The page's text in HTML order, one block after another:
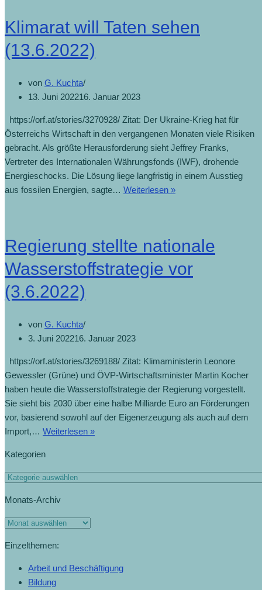
(22.8.2022)
Klimarat will Taten sehen
(13.6.2022)
von G. Kuchta
13. Juni 202216. Januar 2023
https://orf.at/stories/3270928/ Zitat: Der Ukraine-Krieg hat für
Österreichs Wirtschaft in den vergangenen Monaten viele Risiken
gebracht. Als größte Herausforderung sieht Jeffrey Franks,
Vertreter des Internationalen Währungsfonds (IWF), drohende
Energieschocks. Die Lösung liege langfristig in einem Ausstieg
aus fossilen Energien, sagte… Weiterlesen »Klimarat
(13.6.2022)
Regierung stellte nationale
Wasserstoffstrategie vor
(3.6.2022)
von G. Kuchta
3. Juni 202216. Januar 2023
https://orf.at/stories/3269188/ Zitat: Klimaministerin Leonore
Gewessler (Grüne) und ÖVP-Wirtschaftsminister Martin Kocher
haben heute die Wasserstoffstrategie der Regierung vorgestellt.
Sie sieht bis 2030 über eine halbe Milliarde Euro an Förderungen
vor, basierend sowohl auf der Eigenerzeugung als auch auf dem
Import,… Weiterlesen »Regierung
Wasserstoffstrategie
Kategorien
Kategorien
Monats-Archiv
Monats-
Einzelthemen:
Arbeit und Beschäftigung
Bildung